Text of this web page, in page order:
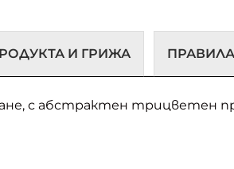
И ГРИЖА
с абстрактен трицветен